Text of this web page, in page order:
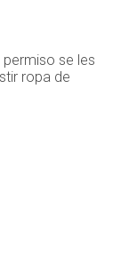
se les
ropa de